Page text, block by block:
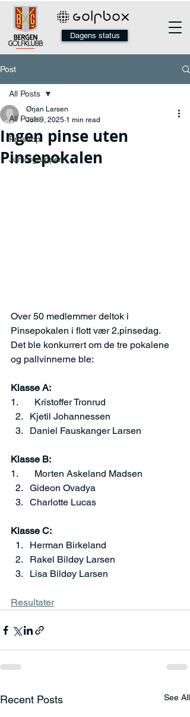
Dagens status
Post
All Posts
Proshop
Juniorgruppen
All Posts
Ingen pinse uten
Pinsepokalen
Ørjan Larsen
Jun 9, 2025 1 min read
Over 50 medlemmer deltok i
Pinsepokalen i flott vær 2.pinsedag.
Det ble konkurrert om de tre pokalene
og pallvinnerne ble:
Klasse A:
1.	Kristoffer Tronrud
Kjetil Johannessen
Daniel Fauskanger Larsen
Klasse B:
1.	Morten Askeland Madsen
Gideon Ovadya
Charlotte Lucas
Klasse C:
Herman Birkeland
Rakel Bildøy Larsen
Lisa Bildøy Larsen
Resultater
Recent Posts See All